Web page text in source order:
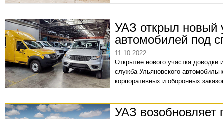
УАЗ открыл новый
автомобилей под
11.10.2022
Открытие нового участка доводки
служба Ульяновского
корпоративных и оборонных
УАЗ возобновляет